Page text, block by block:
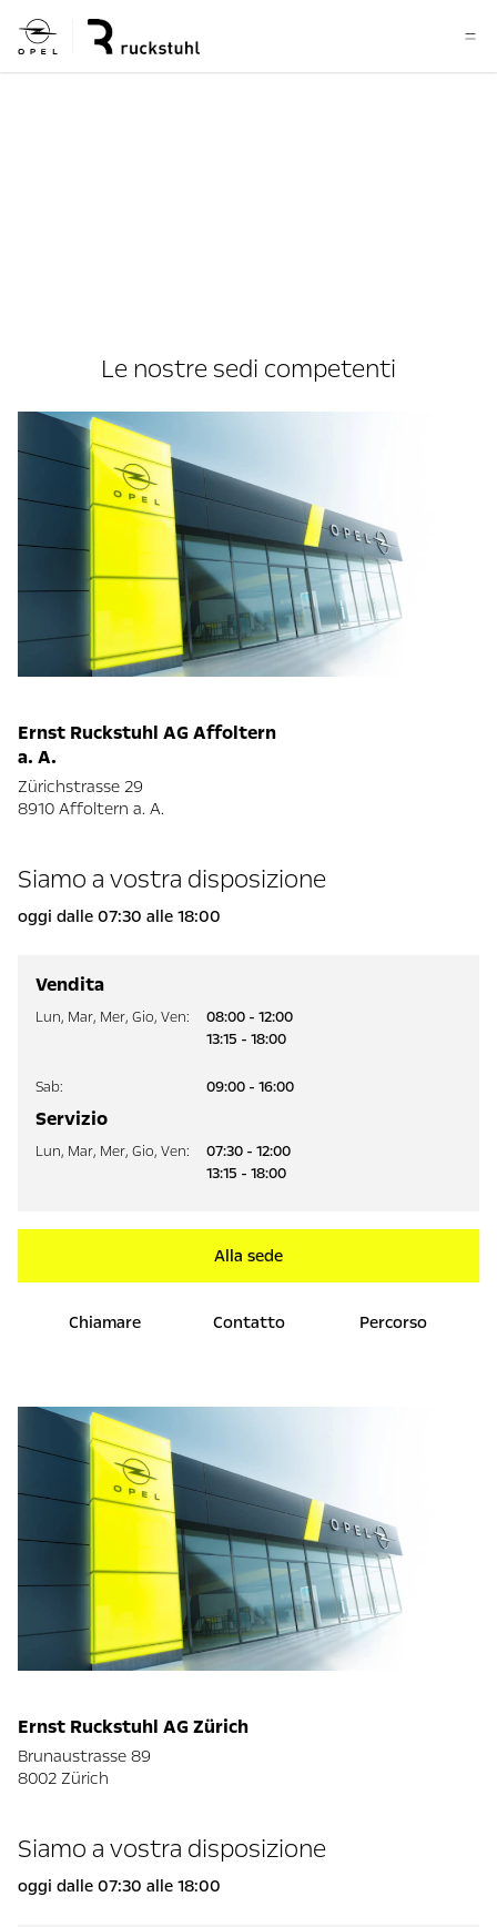
Le nostre sedi competenti
Ernst Ruckstuhl AG Affoltern
a. A.
Zürichstrasse 29
8910 Affoltern a. A.
Siamo a vostra disposizione
oggi dalle 07:30 alle 18:00
Vendita
Lun, Mar, Mer, Gio, Ven:
08:00 - 12:00
13:15 - 18:00
Sab: 09:00 - 16:00
Servizio
Lun, Mar, Mer, Gio, Ven:
07:30 - 12:00
13:15 - 18:00
Alla sede
Chiamare Contatto Percorso
Ernst Ruckstuhl AG Zürich
Brunaustrasse 89
8002 Zürich
Siamo a vostra disposizione
oggi dalle 07:30 alle 18:00